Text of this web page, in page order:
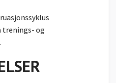
trenings- og